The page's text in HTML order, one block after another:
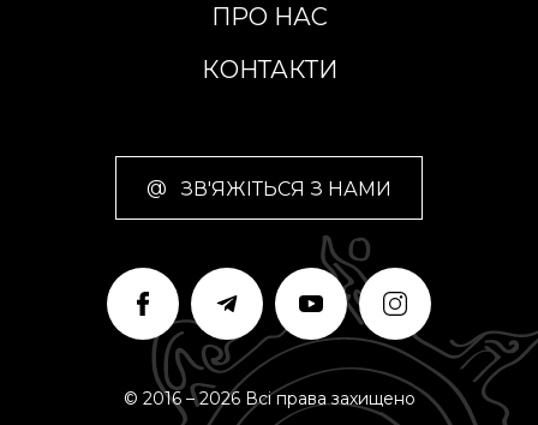
ПРО НАС
КОНТАКТИ
@ ЗВ'ЯЖІТЬСЯ З НАМИ
© 2016 – 2026 Всі права захищено